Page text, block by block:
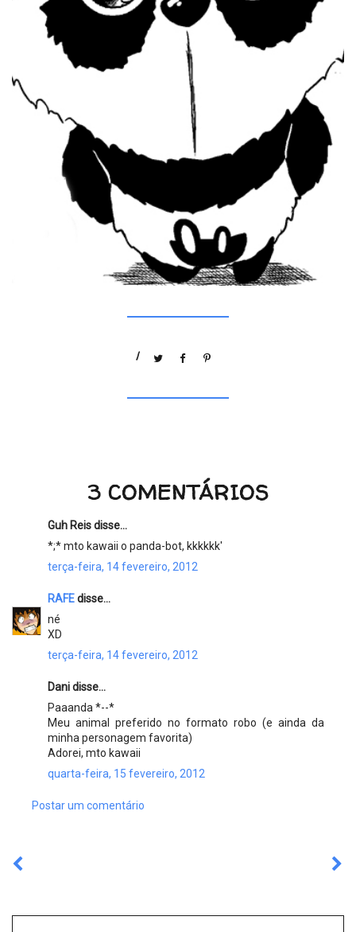
/
3 COMENTÁRIOS
Guh Reis disse...
*;* mto kawaii o panda-bot, kkkkkk'
terça-feira, 14 fevereiro, 2012
RAFEdisse...
né
XD
terça-feira, 14 fevereiro, 2012
Dani disse...
Paaanda *--*
Meu animal preferido no formato robo (e ainda da
minha personagem favorita)
Adorei, mto kawaii
quarta-feira, 15 fevereiro, 2012
Postar um comentário